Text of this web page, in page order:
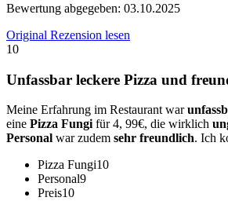
Bewertung abgegeben: 03.10.2025
Original Rezension lesen
10
Unfassbar leckere Pizza und
Meine Erfahrung im Restaurant war
eine Pizza Fungi für 4, 99€, die wirklich
Personal war zudem sehr freundlich. Ich
Pizza Fungi10
Personal9
Preis10